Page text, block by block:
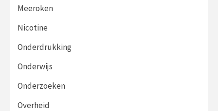
Meeroken
Nicotine
Onderdrukking
Onderwijs
Onderzoeken
Overheid